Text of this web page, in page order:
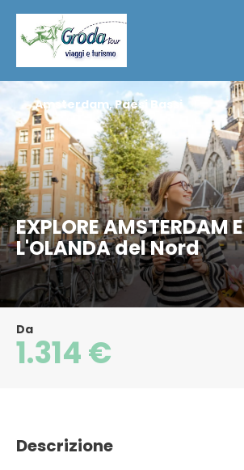
EXPLORE AMSTERDAM E
L'OLANDA del Nord
Amsterdam, Paesi Bassi
Da
1.314 €
Descrizione